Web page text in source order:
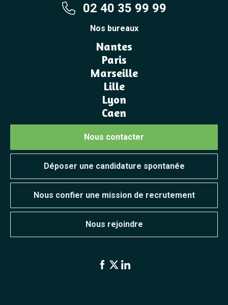
02 40 35 99 99
Nos bureaux
Nantes
Paris
Marseille
Lille
Lyon
Caen
Nous contacter
Déposer une candidature spontanée
Nous confier une mission de recrutement
Nous rejoindre